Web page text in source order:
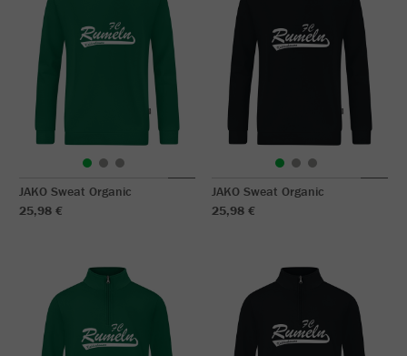
JAKO Sweat Organic
25,98 €
JAKO Sweat Organic
25,98 €